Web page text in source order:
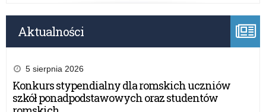
Aktualności
5 sierpnia 2026
Konkurs stypendialny dla romskich uczniów
szkół ponadpodstawowych oraz studentów